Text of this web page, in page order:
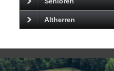
Altherren